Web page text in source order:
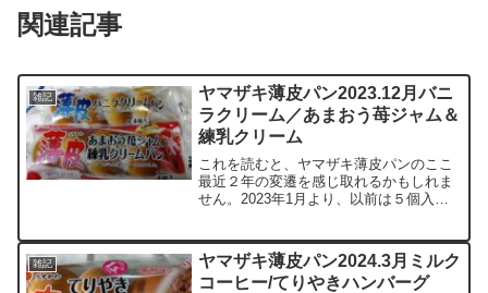
関連記事
雑記
ヤマザキ薄皮パン2023.12月バニ
ラクリーム／あまおう苺ジャム＆
練乳クリーム
これを読むと、ヤマザキ薄皮パンのここ
最近２年の変遷を感じ取れるかもしれま
せん。2023年1月より、以前は５個入り
です（※）が、今年もあまおう苺の12月
です。（※）一個の...
雑記
ヤマザキ薄皮パン2024.3月ミルク
コーヒー/てりやきハンバーグ